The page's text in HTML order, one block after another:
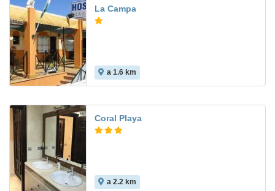
La Campa
a 1.6 km
Coral Playa
a 2.2 km